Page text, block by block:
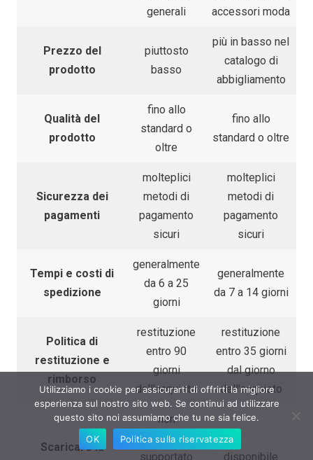
generali
accessori moda
Prezzo del
prodotto
piuttosto
basso
più in basso nel
catalogo di
abbigliamento
Qualità del
prodotto
fino allo
standard o
oltre
fino allo
standard o oltre
Sicurezza dei
pagamenti
molteplici
metodi di
pagamento
sicuri
molteplici
metodi di
pagamento
sicuri
Tempi e costi di
spedizione
generalmente
da 6 a 25
giorni
generalmente
da 7 a 14 giorni
Politica di
restituzione e
rimborso
restituzione
entro 90
giorni
dall'acquisto
restituzione
entro 35 giorni
dal giorno
dell'acquisto
Scaricare la
non
ufficialmente
supportato
disponibile
Utilizziamo i cookie per assicurarti di offrirti la migliore
esperienza sul nostro sito web. Se continui ad utilizzare
questo sito noi assumiamo che tu ne sia felice.
OK
Politica sulla riservatezza